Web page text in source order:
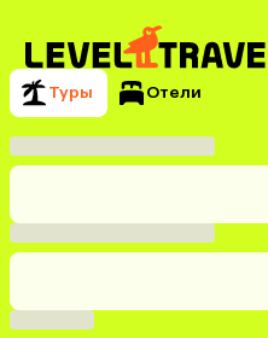
Туры Отели